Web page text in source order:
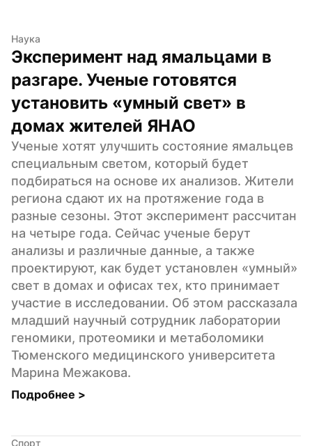
Наука
Эксперимент над ямальцами в
разгаре. Ученые готовятся
установить «умный свет» в
домах жителей ЯНАО
Ученые хотят улучшить состояние ямальцев
специальным светом, который будет
подбираться на основе их анализов. Жители
региона сдают их на протяжение года в
разные сезоны. Этот эксперимент рассчитан
на четыре года. Сейчас ученые берут
анализы и различные данные, а также
проектируют, как будет установлен «умный»
свет в домах и офисах тех, кто принимает
участие в исследовании. Об этом рассказала
младший научный сотрудник лаборатории
геномики, протеомики и метаболомики
Тюменского медицинского университета
Марина Межакова.
Подробнее >
Спорт